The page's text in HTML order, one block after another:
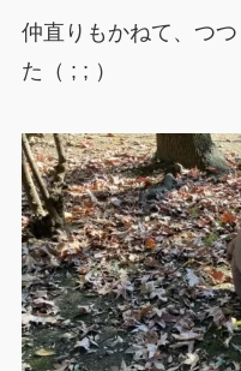
仲直りもかねて、つ
た（ ; ; ）